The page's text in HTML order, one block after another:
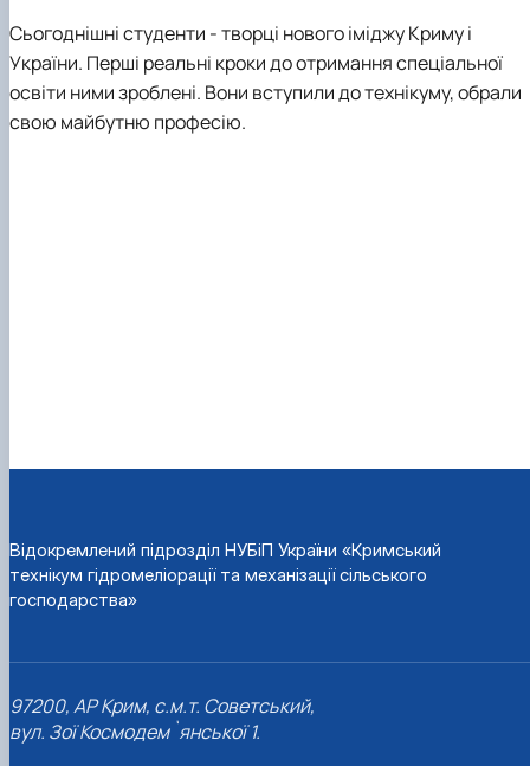
Сьогоднішні студенти - творці нового іміджу Криму і
України. Перші реальні кроки до отримання спеціальної
освіти ними зроблені. Вони вступили до технікуму, обрали
свою майбутню професію.
Відокремлений підрозділ НУБіП України «Кримський
технікум гідромеліорації та механізації сільського
господарства»
97200, АР Крим, с.м.т. Советський,
вул. Зої Космодем`янської 1.